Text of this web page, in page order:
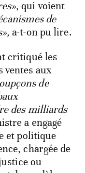
, qui voient
de
a-t-on pu lire.
critiqué les
ventes aux
de
des milliards
a engagé
et politique
chargée de
ou